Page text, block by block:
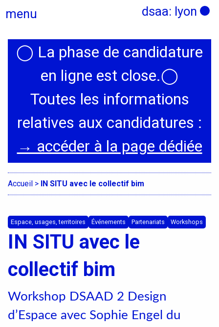
menu dsaa: lyon
Actualités
Candidatures
Graphisme, médias, médiations
Espace, Usages, Territoires
Textile, territoires, mutations
Catalogue de cours
International
Erasmus
◯ La phase de candidature
en ligne est close.◯
Toutes les informations
relatives aux candidatures :
→ accéder à la page dédiée
Accueil > IN SITU avec le collectif bim
Espace, usages, territoires Événements Partenariats Workshops
IN SITU avec le
collectif bim
Workshop DSAAD 2 Design
d’Espace avec Sophie Engel du